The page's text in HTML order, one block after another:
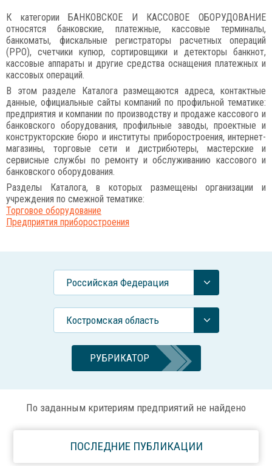
К категории БАНКОВСКОЕ И КАССОВОЕ ОБОРУДОВАНИЕ
относятся банковские, платежные, кассовые терминалы,
банкоматы, фискальные регистраторы расчетных операций
(РРО), счетчики купюр, сортировщики и детекторы банкнот,
кассовые аппараты и другие средства оснащения платежных и
кассовых операций.
В этом разделе Каталога размещаются адреса, контактные
данные, официальные сайты компаний по профильной тематике:
предприятия и компании по производству и продаже кассового и
банковского оборудования, профильные заводы, проектные и
конструкторские бюро и институты приборостроения, интернет-
магазины, торговые сети и дистрибютеры, мастерские и
сервисные службы по ремонту и обслуживанию кассового и
банковского оборудования.
Разделы Каталога, в которых размещены организации и
учреждения по смежной тематике:
Торговое оборудование
Предприятия приборостроения
Российcкая Федерация
Костромская область
РУБРИКАТОР
По заданным критериям предприятий не найдено
ПОСЛЕДНИЕ ПУБЛИКАЦИИ